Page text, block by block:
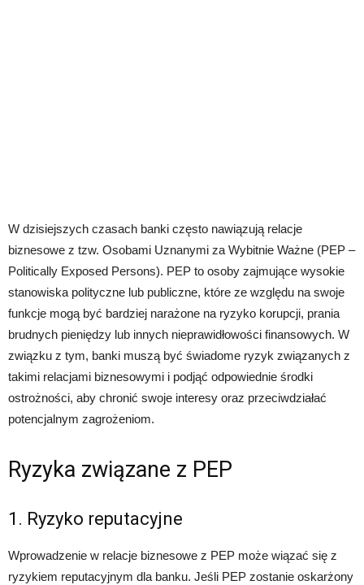
W dzisiejszych czasach banki często nawiązują relacje
biznesowe z tzw. Osobami Uznanymi za Wybitnie Ważne (PEP –
Politically Exposed Persons). PEP to osoby zajmujące wysokie
stanowiska polityczne lub publiczne, które ze względu na swoje
funkcje mogą być bardziej narażone na ryzyko korupcji, prania
brudnych pieniędzy lub innych nieprawidłowości finansowych. W
związku z tym, banki muszą być świadome ryzyk związanych z
takimi relacjami biznesowymi i podjąć odpowiednie środki
ostrożności, aby chronić swoje interesy oraz przeciwdziałać
potencjalnym zagrożeniom.
Ryzyka związane z PEP
1. Ryzyko reputacyjne
Wprowadzenie w relacje biznesowe z PEP może wiązać się z
ryzykiem reputacyjnym dla banku. Jeśli PEP zostanie oskarżony